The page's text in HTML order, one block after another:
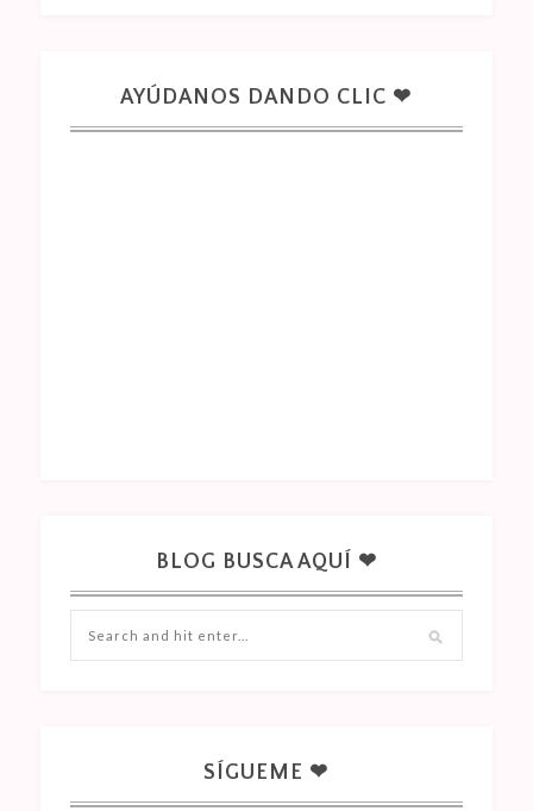
AYÚDANOS DANDO CLIC ❤
BLOG BUSCA AQUÍ ❤
SÍGUEME ❤